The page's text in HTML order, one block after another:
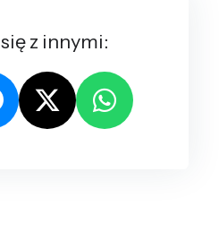
z innymi: